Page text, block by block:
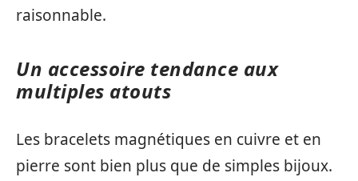
raisonnable.
Un accessoire tendance aux
multiples atouts
Les bracelets magnétiques en cuivre et en
pierre sont bien plus que de simples bijoux.